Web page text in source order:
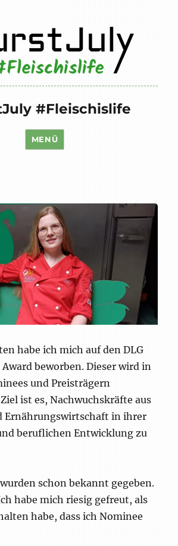
#Fleischislife
MENÜ
habe ich mich auf den DLG
beworben. Dieser wird in
und Preisträgern
ist es, Nachwuchskräfte aus
Ernährungswirtschaft in ihrer
beruflichen Entwicklung zu
schon bekannt gegeben.
habe mich riesig gefreut, als
habe, dass ich Nominee